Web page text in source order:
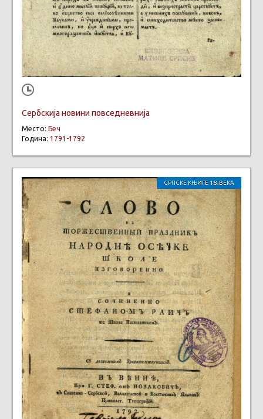
Сербскија новини повседневнија
Место: Беч
Година: 1791-1792
СРПСКЕ КЊИГЕ 18. ВЕКА